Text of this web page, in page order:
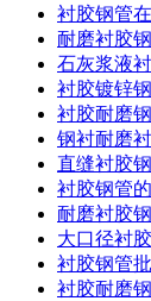
衬胶钢管
耐磨衬胶
石灰浆液
衬胶镀锌
衬胶耐磨
钢衬耐磨
直缝衬胶
衬胶钢管
耐磨衬胶
大口径衬
衬胶钢管
衬胶耐磨